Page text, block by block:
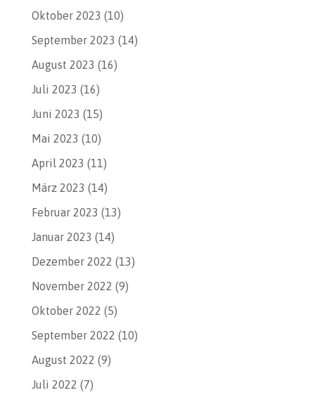
Oktober 2023 (10)
September 2023 (14)
August 2023 (16)
Juli 2023 (16)
Juni 2023 (15)
Mai 2023 (10)
April 2023 (11)
März 2023 (14)
Februar 2023 (13)
Januar 2023 (14)
Dezember 2022 (13)
November 2022 (9)
Oktober 2022 (5)
September 2022 (10)
August 2022 (9)
Juli 2022 (7)